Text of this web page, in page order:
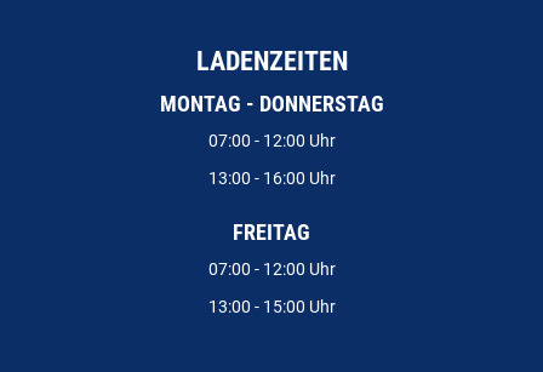
LADENZEITEN
MONTAG - DONNERSTAG
07:00 - 12:00 Uhr
13:00 - 16:00 Uhr
FREITAG
07:00 - 12:00 Uhr
13:00 - 15:00 Uhr